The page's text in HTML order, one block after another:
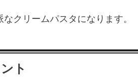
クリームパスタになります。
ト